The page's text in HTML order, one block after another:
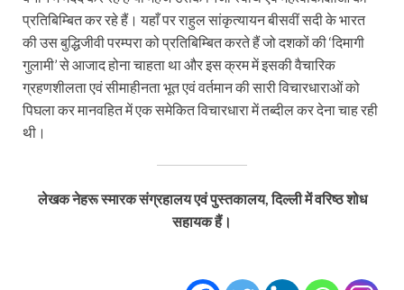
प्रतिबिम्बित कर रहे हैं। यहाँ पर राहुल सांकृत्यायन बीसवीं सदी के भारत
की उस बुद्धिजीवी परम्परा को प्रतिबिम्बित करते हैं जो दशकों की ‘दिमागी
गुलामी’ से आजाद होना चाहता था और इस क्रम में इसकी वैचारिक
ग्रहणशीलता एवं सीमाहीनता भूत एवं वर्तमान की सारी विचारधाराओं को
पिघला कर मानवहित में एक समेकित विचारधारा में तब्दील कर देना चाह रही
थी।
लेखक नेहरू स्मारक संग्रहालय एवं पुस्तकालय, दिल्ली में वरिष्ठ शोध
सहायक हैं।